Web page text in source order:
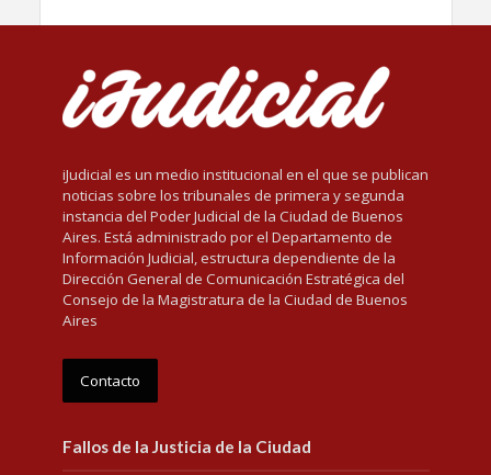
iJudicial es un medio institucional en el que se publican
noticias sobre los tribunales de primera y segunda
instancia del Poder Judicial de la Ciudad de Buenos
Aires. Está administrado por el Departamento de
Información Judicial, estructura dependiente de la
Dirección General de Comunicación Estratégica del
Consejo de la Magistratura de la Ciudad de Buenos
Aires
Contacto
Fallos de la Justicia de la Ciudad